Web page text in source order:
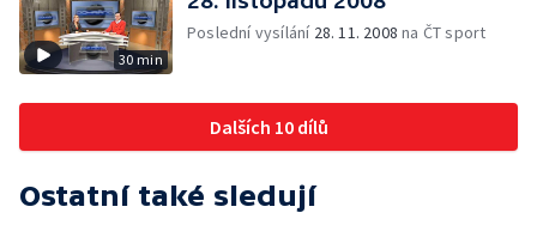
30 min
Poslední vysílání 28. 11. 2008 na ČT sport
Dalších 10 dílů
Ostatní také sledují